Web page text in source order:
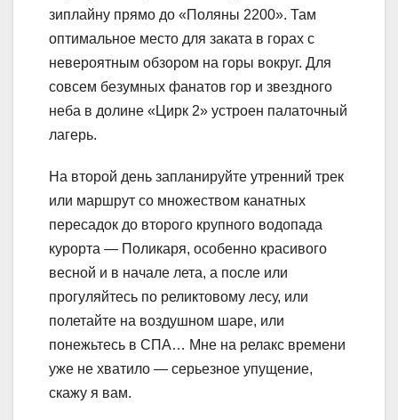
зиплайну прямо до «Поляны 2200». Там
оптимальное место для заката в горах с
невероятным обзором на горы вокруг. Для
совсем безумных фанатов гор и звездного
неба в долине «Цирк 2» устроен палаточный
лагерь.
На второй день запланируйте утренний трек
или маршрут со множеством канатных
пересадок до второго крупного водопада
курорта — Поликаря, особенно красивого
весной и в начале лета, а после или
прогуляйтесь по реликтовому лесу, или
полетайте на воздушном шаре, или
понежьтесь в СПА… Мне на релакс времени
уже не хватило — серьезное упущение,
скажу я вам.